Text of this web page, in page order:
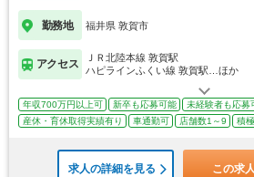
勤務地 福井県 敦賀市
アクセス
ＪＲ北陸本線 敦賀駅
ハピラインふくい線 敦賀駅…ほか
年収700万円以上可 新卒も応募可能 未経験者も応募
産休・育休取得実績有り
車通勤可 店舗数1～9 積
求人の詳細を見る この求